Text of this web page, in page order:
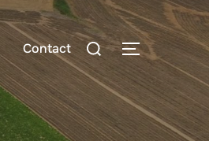
Contact